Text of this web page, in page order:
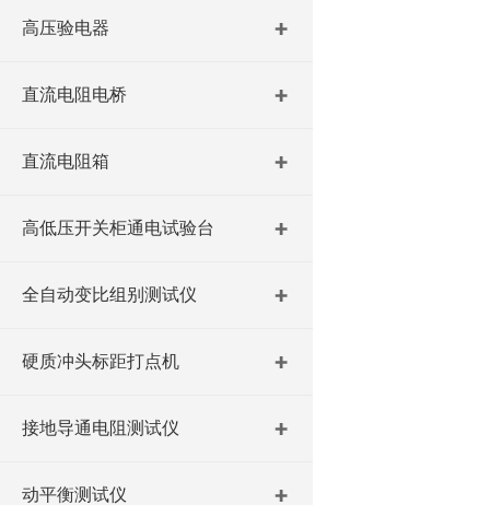
高压验电器
直流电阻电桥
直流电阻箱
高低压开关柜通电试验台
全自动变比组别测试仪
硬质冲头标距打点机
接地导通电阻测试仪
动平衡测试仪